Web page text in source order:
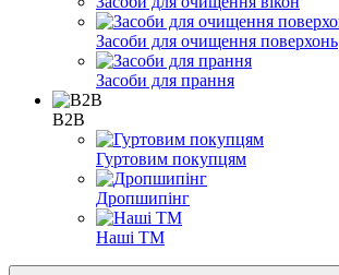
Засоби для очищення поверхонь
Засоби для прання
B2B
Гуртовим покупцям
Дропшипінг
Наші ТМ